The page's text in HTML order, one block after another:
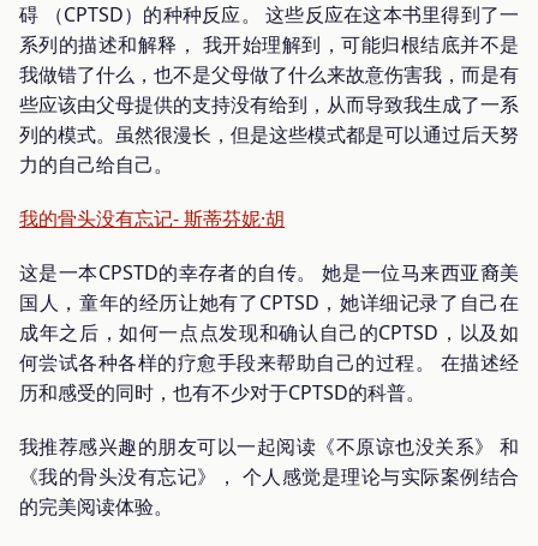
碍 （CPTSD）的种种反应。 这些反应在这本书里得到了一
系列的描述和解释， 我开始理解到，可能归根结底并不是
我做错了什么，也不是父母做了什么来故意伤害我，而是有
些应该由父母提供的支持没有给到，从而导致我生成了一系
列的模式。虽然很漫长，但是这些模式都是可以通过后天努
力的自己给自己。
我的骨头没有忘记- 斯蒂芬妮·胡
这是一本CPSTD的幸存者的自传。 她是一位马来西亚裔美
国人，童年的经历让她有了CPTSD，她详细记录了自己在
成年之后，如何一点点发现和确认自己的CPTSD，以及如
何尝试各种各样的疗愈手段来帮助自己的过程。 在描述经
历和感受的同时，也有不少对于CPTSD的科普。
我推荐感兴趣的朋友可以一起阅读《不原谅也没关系》 和
《我的骨头没有忘记》， 个人感觉是理论与实际案例结合
的完美阅读体验。